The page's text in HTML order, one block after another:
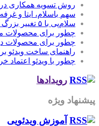
روش تسویه همکاری
سهم باسلام، ایتا و
سلام‌پی با ۵ تغییر بزرگ در سال جدید
چطور برای محصولات
چطور برای محصولات
راهنمای ساخت ویدئو
چطور با ویدئو اعتماد
رویدادها
پیشنهاد ویژه
آموزش‌ ویدئویی